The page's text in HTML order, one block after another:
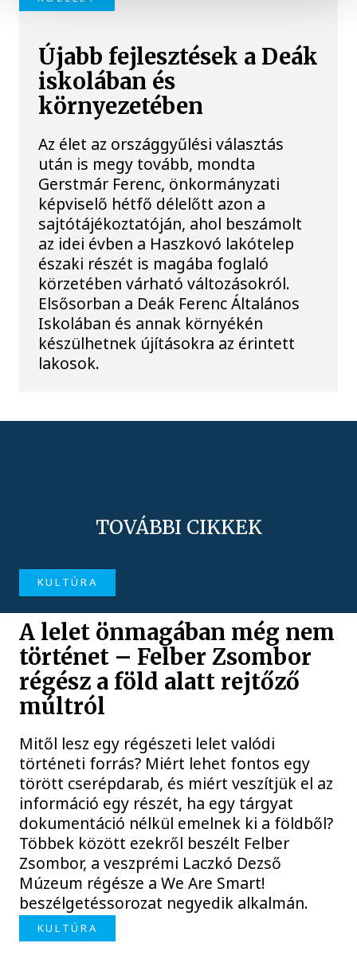
Újabb fejlesztések a Deák
iskolában és
környezetében
Az élet az országgyűlési választás
után is megy tovább, mondta
Gerstmár Ferenc, önkormányzati
képviselő hétfő délelőtt azon a
sajtótájékoztatóján, ahol beszámolt
az idei évben a Haszkovó lakótelep
északi részét is magába foglaló
körzetében várható változásokról.
Elsősorban a Deák Ferenc Általános
Iskolában és annak környékén
készülhetnek újításokra az érintett
lakosok.
TOVÁBBI CIKKEK
KULTÚRA
A lelet önmagában még nem
történet – Felber Zsombor
régész a föld alatt rejtőző
múltról
Mitől lesz egy régészeti lelet valódi
történeti forrás? Miért lehet fontos egy
törött cserépdarab, és miért veszítjük el az
információ egy részét, ha egy tárgyat
dokumentáció nélkül emelnek ki a földből?
Többek között ezekről beszélt Felber
Zsombor, a veszprémi Laczkó Dezső
Múzeum régésze a We Are Smart!
beszélgetéssorozat negyedik alkalmán.
KULTÚRA